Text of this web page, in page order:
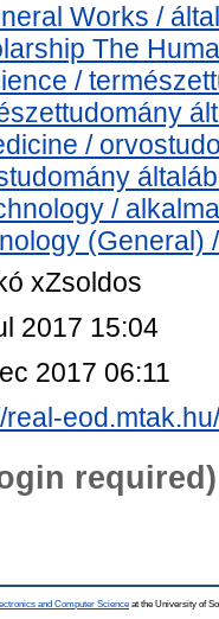
Works /
The
/
/
/
(General)
xZsoldos
2017 15:04
2017 06:11
real-
required)
and Computer Science at the University of